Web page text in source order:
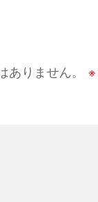
ありません。 ※